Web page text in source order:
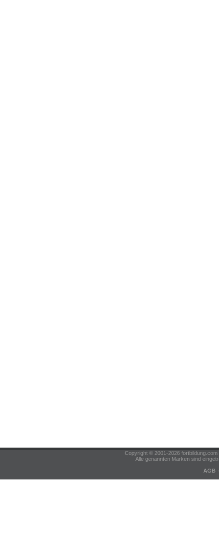
Copyright © 2001-2026
Alle genannten Marken sind
AGB